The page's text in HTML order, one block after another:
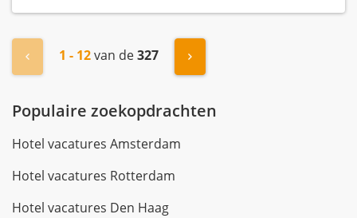
« Vorige1 - 12van de327 Volgende »
Populaire zoekopdrachten
Hotel vacatures Amsterdam
Hotel vacatures Rotterdam
Hotel vacatures Den Haag